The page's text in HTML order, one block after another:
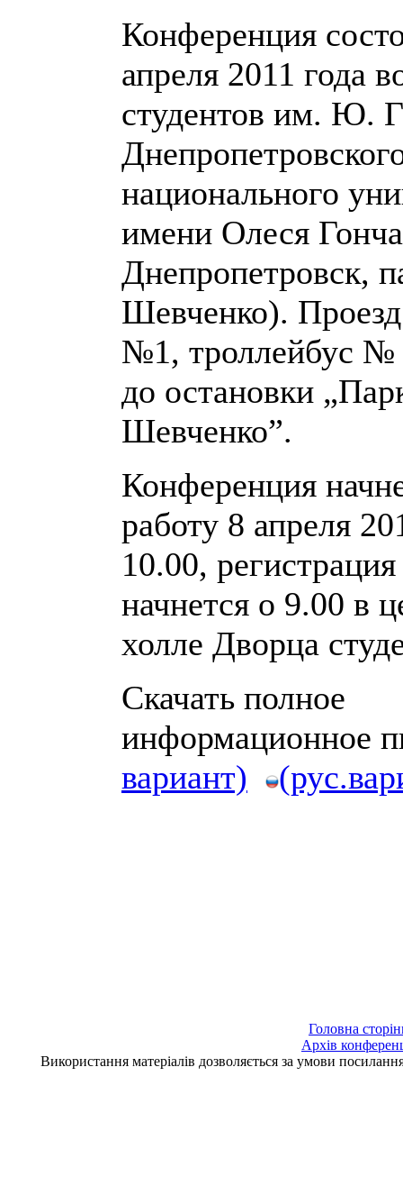
Конференция
апреля 2011 года
студентов им. Ю.
национального
имени Олеся
Днепропетровск,
Шевченко).
№1, троллейбус №
до остановки
Шевченко”.
Конференция
работу 8 апреля
10.00,
начнется о 9.00 в
холле Дворца
Скачать полное
информационное
вариант)
Головна
Архів
Використання матеріалів дозволяється за умови